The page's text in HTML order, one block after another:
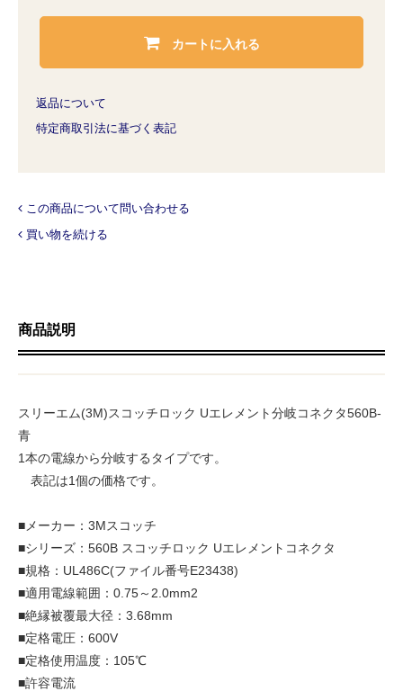
カートに入れる
返品について
特定商取引法に基づく表記
この商品について問い合わせる
買い物を続ける
商品説明
スリーエム(3M)スコッチロック Uエレメント分岐コネクタ560B-
青
1本の電線から分岐するタイプです。
表記は1個の価格です。
■メーカー：3Mスコッチ
■シリーズ：560B スコッチロック Uエレメントコネクタ
■規格：UL486C(ファイル番号E23438)
■適用電線範囲：0.75～2.0mm2
■絶縁被覆最大径：3.68mm
■定格電圧：600V
■定格使用温度：105℃
■許容電流